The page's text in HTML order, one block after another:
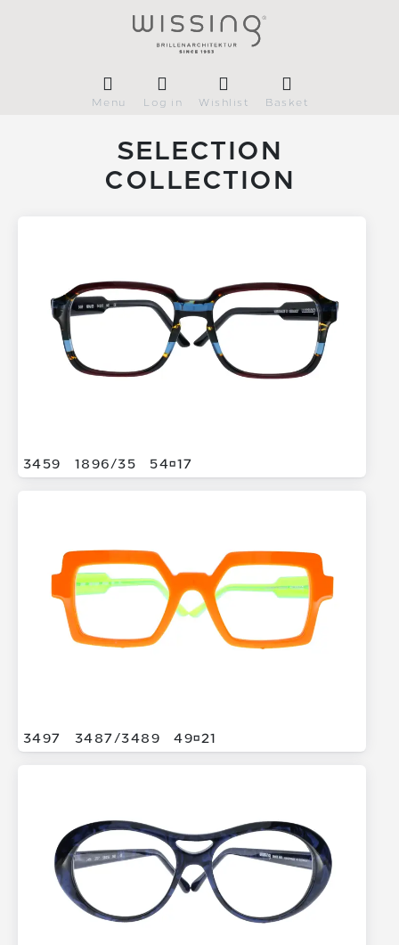
Menu Log in Wishlist Basket
SELECTION
COLLECTION
3459 1896/35 5417
3497 3487/3489 4921